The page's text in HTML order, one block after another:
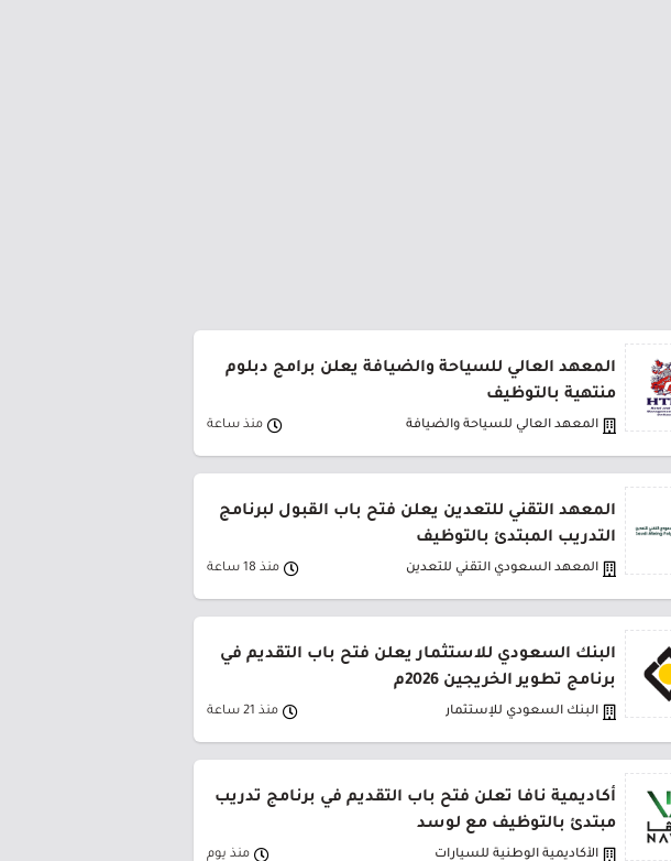
المعهد العالي للسياحة والضيافة يعلن برامج دبلوم
منتهية بالتوظيف
المعهد العالي للسياحة والضيافة منذ ساعة
المعهد التقني للتعدين يعلن فتح باب القبول لبرنامج
التدريب المبتدئ بالتوظيف
المعهد السعودي التقني للتعدين منذ 18 ساعة
البنك السعودي للاستثمار يعلن فتح باب التقديم في
برنامج تطوير الخريجين 2026م
البنك السعودي للإستثمار منذ 21 ساعة
أكاديمية نافا تعلن فتح باب التقديم في برنامج تدريب
مبتدئ بالتوظيف مع لوسد
الأكاديمية الوطنية للسيارات منذ يوم